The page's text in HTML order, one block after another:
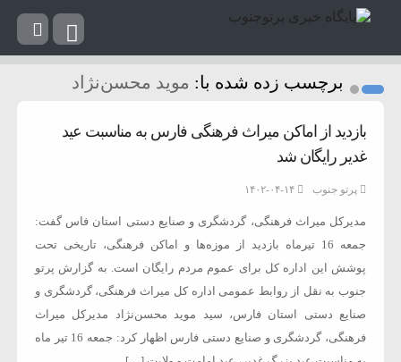
برچسب زده شده با: موید محسن‌نژاد
بازدید از اماکن میراث فرهنگی فارس به مناسبت عید
غدیر رایگان شد
پرتو جنوب ۱۴۰۲-۰۴-۱۴
مدیرکل میراث فرهنگی، گردشگری و صنایع دستی استان فاس گفت:
جمعه 16 تیرماه بازدید از موزه‌ها و اماکن فرهنگی، تاریخی تحت
پوشش این اداره کل برای عموم مردم رایگان است. به گزارش پرتو
جنوب به نقل از روابط عمومی اداره کل میراث فرهنگی، گردشگری و
صنایع دستی استان فارس، سید موید محسن‌نژاد مدیرکل میراث
فرهنگی، گردشگری و صنایع دستی فارس اظهار کرد: جمعه 16 تیر ماه